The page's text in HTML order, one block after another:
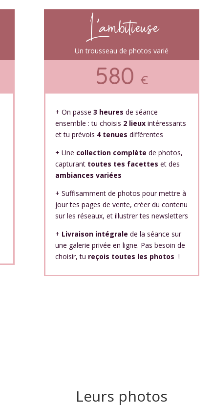
L’ambitieuse
Un trousseau de photos varié
580 €
+ On passe 3 heures de séance
ensemble : tu choisis 2 lieuxintéressants
et tu prévois 4 tenues différentes
+ Une collection complète de photos,
capturanttoutes tes facettes et des
ambiances variées
+ Suffisamment de photos pour mettre à
jour tes pages de vente, créer du contenu
sur les réseaux, et illustrer tes newsletters
+ Livraison intégrale de la séance sur
une galerie privée en ligne. Pas besoin de
choisir, tu reçois toutes les photos !
Leurs photos